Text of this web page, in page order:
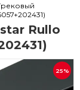
Rullo
25%